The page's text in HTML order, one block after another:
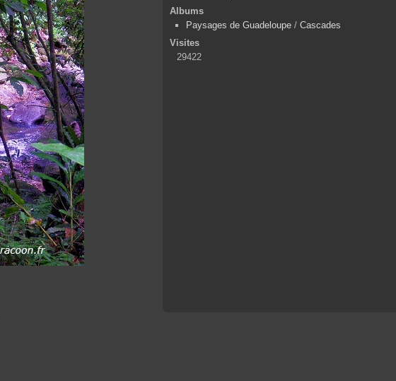
Albums
Paysages de Guadeloupe / Cascades
Visites
29422